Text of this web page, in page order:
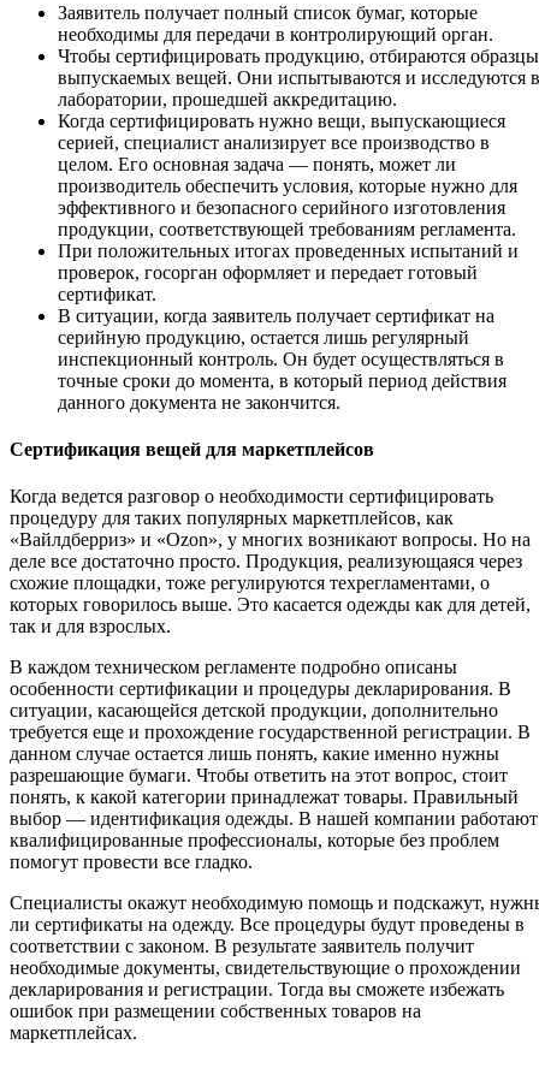
Заявитель получает полный список бумаг, которые
необходимы для передачи в контролирующий орган.
Чтобы сертифицировать продукцию, отбираются образцы
выпускаемых вещей. Они испытываются и исследуются в
лаборатории, прошедшей аккредитацию.
Когда сертифицировать нужно вещи, выпускающиеся
серией, специалист анализирует все производство в
целом. Его основная задача — понять, может ли
производитель обеспечить условия, которые нужно для
эффективного и безопасного серийного изготовления
продукции, соответствующей требованиям регламента.
При положительных итогах проведенных испытаний и
проверок, госорган оформляет и передает готовый
сертификат.
В ситуации, когда заявитель получает сертификат на
серийную продукцию, остается лишь регулярный
инспекционный контроль. Он будет осуществляться в
точные сроки до момента, в который период действия
данного документа не закончится.
Сертификация вещей для маркетплейсов
Когда ведется разговор о необходимости сертифицировать
процедуру для таких популярных маркетплейсов, как
«Вайлдберриз» и «Ozon», у многих возникают вопросы. Но на
деле все достаточно просто. Продукция, реализующаяся через
схожие площадки, тоже регулируются техрегламентами, о
которых говорилось выше. Это касается одежды как для детей,
так и для взрослых.
В каждом техническом регламенте подробно описаны
особенности сертификации и процедуры декларирования. В
ситуации, касающейся детской продукции, дополнительно
требуется еще и прохождение государственной регистрации. В
данном случае остается лишь понять, какие именно нужны
разрешающие бумаги. Чтобы ответить на этот вопрос, стоит
понять, к какой категории принадлежат товары. Правильный
выбор — идентификация одежды. В нашей компании работают
квалифицированные профессионалы, которые без проблем
помогут провести все гладко.
Специалисты окажут необходимую помощь и подскажут,
ли сертификаты на одежду. Все процедуры будут проведены в
соответствии с законом. В результате заявитель получит
необходимые документы, свидетельствующие о прохождении
декларирования и регистрации. Тогда вы сможете избежать
ошибок при размещении собственных товаров на
маркетплейсах.